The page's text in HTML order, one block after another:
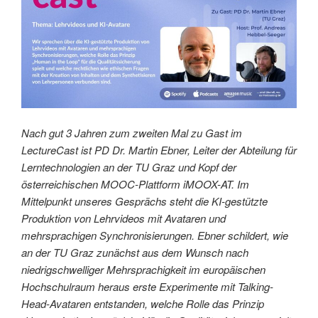
Nach gut 3 Jahren zum zweiten Mal zu Gast im
LectureCast ist PD Dr. Martin Ebner, Leiter der Abteilung für
Lerntechnologien an der TU Graz und Kopf der
österreichischen MOOC-Plattform iMOOX-AT. Im
Mittelpunkt unseres Gesprächs steht die KI-gestützte
Produktion von Lehrvideos mit Avataren und
mehrsprachigen Synchronisierungen. Ebner schildert, wie
an der TU Graz zunächst aus dem Wunsch nach
niedrigschwelliger Mehrsprachigkeit im europäischen
Hochschulraum heraus erste Experimente mit Talking-
Head-Avataren entstanden, welche Rolle das Prinzip